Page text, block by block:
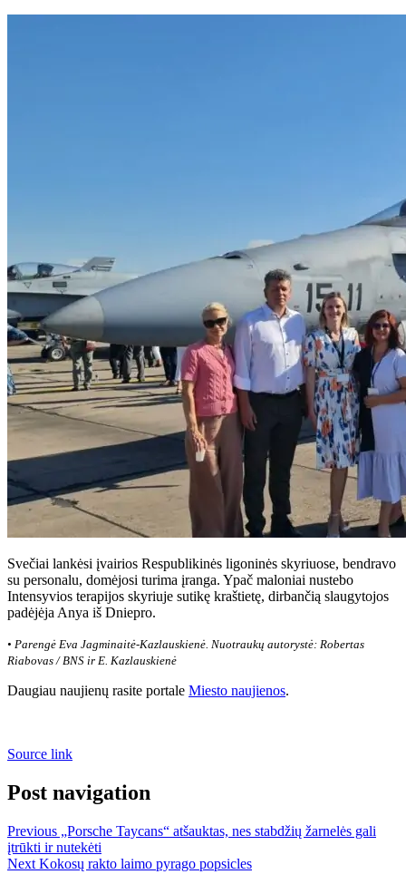
Svečiai lankėsi įvairios Respublikinės ligoninės skyriuose, bendravo
su personalu, domėjosi turima įranga. Ypač maloniai nustebo
Intensyvios terapijos skyriuje sutikę kraštietę, dirbančią slaugytojos
padėjėja Anya iš Dniepro.
• Parengė Eva Jagminaitė-Kazlauskienė. Nuotraukų autorystė: Robertas
Riabovas / BNS ir E. Kazlauskienė
Daugiau naujienų rasite portale Miesto naujienos.
Source link
Post navigation
Previous „Porsche Taycans“ atšauktas, nes stabdžių žarnelės gali
įtrūkti ir nutekėti
Next Kokosų rakto laimo pyrago popsicles